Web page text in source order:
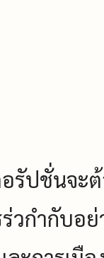
รัปชั่นจะ
วกำกับอ